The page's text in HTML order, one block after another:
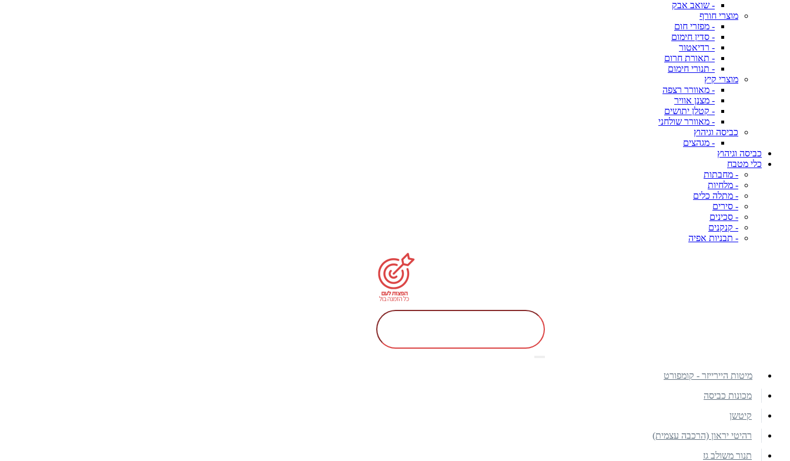
- שואב אבק
מוצרי חורף
- מפזרי חום
- סדין חימום
- רדיאטור
- תאורת חרום
- תנורי חימום
מוצרי קיץ
- מאוורר רצפה
- מצנן אוויר
- קטלן יתושים
- מאוורר שולחני
כביסה וגיהוץ
- מגהצים
כביסה וגיהוץ
כלי מטבח
- מחבתות
- מלחיות
- מתלה כלים
- סירים
- סכינים
- קנקנים
- תבניות אפיה
מיטות היירייזר - קומפורט
מכונות כביסה
קיטשן
רהיטי יראון (הרכבה עצמית)
תנור משולב גז